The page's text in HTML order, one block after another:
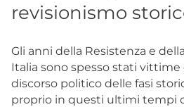
revisionismo
Gli anni della Resistenza e
Italia sono spesso stati vittime
discorso politico delle fasi
proprio in questi ultimi tempi